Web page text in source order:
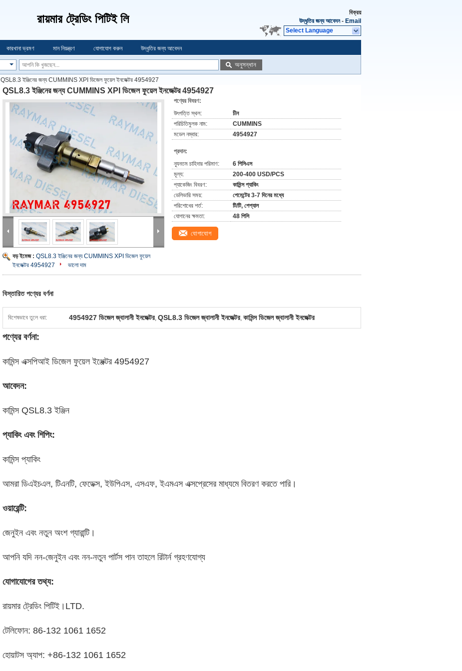
রায়মার ট্রেডিং পিটিই লি
বিক্রয়
উদ্ধৃতির জন্য আবেদন - Email
Select Language
কারখানা ভ্রমণ মান নিয়ন্ত্রণ যোগাযোগ করুন উদ্ধৃতির জন্য আবেদন
অনুসন্ধান
QSL8.3 ইঞ্জিনের জন্য CUMMINS XPI ডিজেল ফুয়েল ইনজেক্টর 4954927
QSL8.3 ইঞ্জিনের জন্য CUMMINS XPI ডিজেল ফুয়েল ইনজেক্টর 4954927
বড় ইমেজ : QSL8.3 ইঞ্জিনের জন্য CUMMINS XPI ডিজেল ফুয়েল
ইনজেক্টর 4954927
ভালো দাম
পণ্যের বিবরণ:
উৎপত্তি স্থল:
চীন
পরিচিতিমুলক নাম:
CUMMINS
মডেল নম্বার:
4954927
প্রদান:
ন্যূনতম চাহিদার পরিমাণ:
6 পিসিএস
মূল্য:
200-400 USD/PCS
প্যাকেজিং বিবরণ:
কামিন্স প্যাকিং
ডেলিভারি সময়:
পেমেন্টের 3-7 দিনের মধ্যে
পরিশোধের শর্ত:
টি/টি, পেপ্যাল
যোগানের ক্ষমতা:
48 পিসি
যোগাযোগ
বিস্তারিত পণ্যের বর্ণনা
বিশেষভাবে তুলে ধরা: 4954927 ডিজেল জ্বালানী ইনজেক্টর, QSL8.3 ডিজেল জ্বালানী ইনজেক্টর, কামিন্স ডিজেল জ্বালানী ইনজেক্টর
পণ্যের বর্ণনা:
কামিন্স এক্সপিআই ডিজেল ফুয়েল ইঞ্জেক্টর 4954927
আবেদন:
কামিন্স QSL8.3 ইঞ্জিন
প্যাকিং এবং শিপিং:
কামিন্স প্যাকিং
আমরা ডিএইচএল, টিএনটি, ফেডেক্স, ইউপিএস, এসএফ, ইএমএস এক্সপ্রেসের মাধ্যমে বিতরণ করতে পারি।
ওয়ারেন্টি:
জেনুইন এবং নতুন অংশ গ্যারান্টি।
আপনি যদি নন-জেনুইন এবং নন-নতুন পার্টস পান তাহলে রিটার্ন গ্রহণযোগ্য
যোগাযোগের তথ্য:
রায়মার ট্রেডিং পিটিই।LTD.
টেলিফোন: 86-132 1061 1652
হোয়াটস অ্যাপ: +86-132 1061 1652